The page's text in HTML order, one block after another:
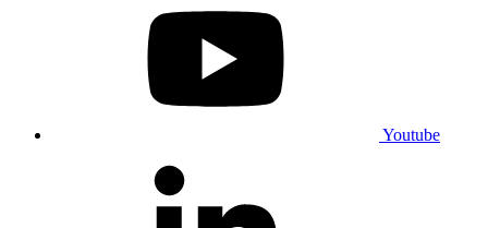
Youtube